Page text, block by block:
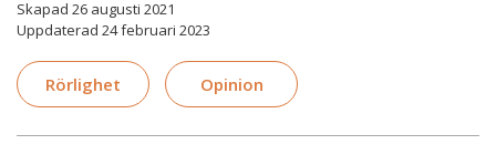
Skapad 26 augusti 2021
Uppdaterad 24 februari 2023
Rörlighet Opinion